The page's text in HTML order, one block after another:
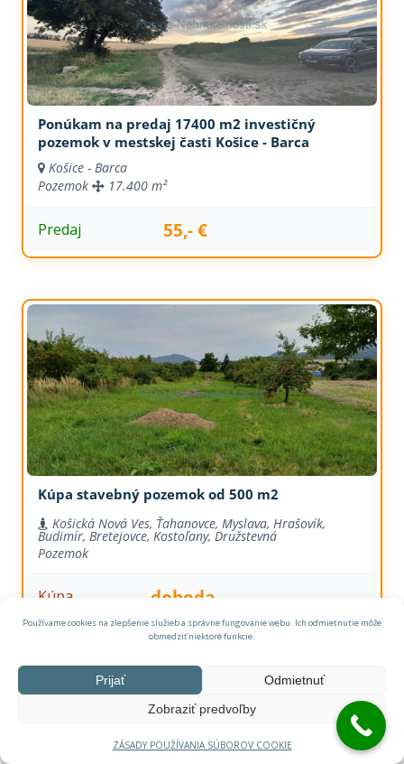
Používame cookies na zlepšenie služieb a správne fungovanie webu. Ich odmietnutie môže
obmedziť niektoré funkcie.
Prijať
Odmietnuť
Zobraziť predvoľby
ZÁSADY POUŽÍVANIA SÚBOROV COOKIE
Ponúkam na predaj 17400 m2 investičný
pozemok v mestskej časti Košice - Barca
Košice - Barca
Pozemok
17.400 m²
Predaj 55,- €
Kúpa stavebný pozemok od 500 m2
Košická Nová Ves, Ťahanovce, Myslava, Hrašovík,
Budimír, Bretejovce, Kostoľany, Družstevná
Pozemok
Kúpa dohoda